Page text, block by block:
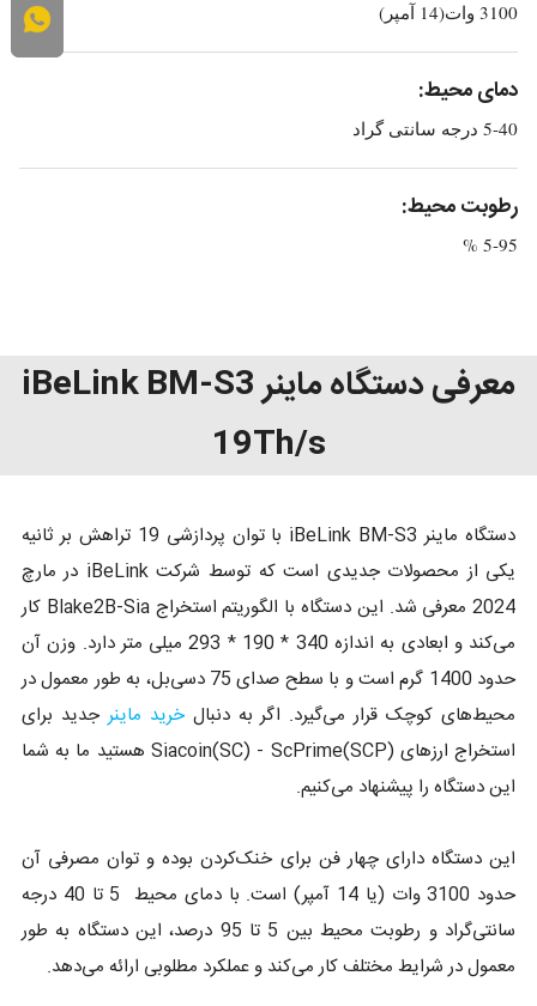
3100 وات(14 آمپر)
دمای محیط:
5-40 درجه سانتی گراد
رطوبت محیط:
5-95 %
معرفی دستگاه ماینر iBeLink BM-S3
19Th/s
دستگاه ماینر iBeLink BM-S3 با توان پردازشی 19 تراهش بر ثانیه
یکی از محصولات جدیدی است که توسط شرکت iBeLink در مارچ
2024 معرفی شد. این دستگاه با الگوریتم استخراج Blake2B-Sia کار
می‌کند و ابعادی به اندازه 340 * 190 * 293 میلی متر دارد. وزن آن
حدود 1400 گرم است و با سطح صدای 75 دسی‌بل، به طور معمول در
محیط‌های کوچک قرار می‌گیرد. اگر به دنبالخرید ماینر جدید برای
استخراج ارزهای Siacoin(SC) - ScPrime(SCP) هستید ما به شما
این دستگاه را پیشنهاد می‌کنیم.
این دستگاه دارای چهار فن برای خنک‌کردن بوده و توان مصرفی آن
حدود 3100 وات (یا 14 آمپر) است. با دمای محیط 5 تا 40 درجه
سانتی‌گراد و رطوبت محیط بین 5 تا 95 درصد، این دستگاه به طور
معمول در شرایط مختلف کار می‌کند و عملکرد مطلوبی ارائه می‌دهد.